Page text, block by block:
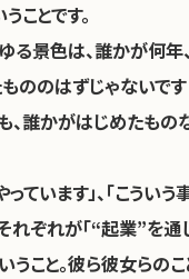
ことです。
る景色は、誰かが何年
ののはずじゃないです
、誰かがはじめたもの
ています」、「こういう
れぞれが「“起業”を通
うこと。彼ら彼女らのこ